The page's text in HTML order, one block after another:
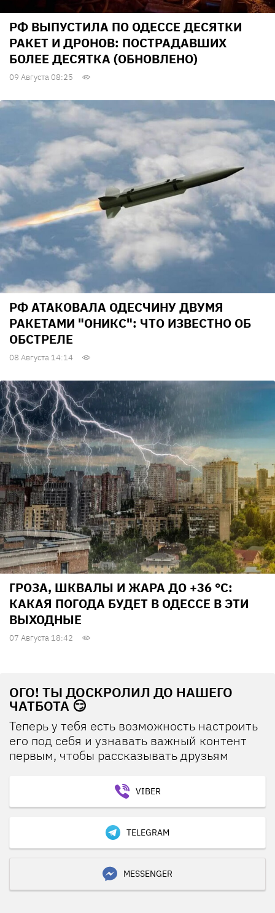
РФ ВЫПУСТИЛА ПО ОДЕССЕ ДЕСЯТКИ
РАКЕТ И ДРОНОВ: ПОСТРАДАВШИХ
БОЛЕЕ ДЕСЯТКА (ОБНОВЛЕНО)
09 Августа 08:25
РФ АТАКОВАЛА ОДЕСЧИНУ ДВУМЯ
РАКЕТАМИ "ОНИКС": ЧТО ИЗВЕСТНО ОБ
ОБСТРЕЛЕ
08 Августа 14:14
ГРОЗА, ШКВАЛЫ И ЖАРА ДО +36 °С:
КАКАЯ ПОГОДА БУДЕТ В ОДЕССЕ В ЭТИ
ВЫХОДНЫЕ
07 Августа 18:42
ОГО! ТЫ ДОСКРОЛИЛ ДО НАШЕГО
ЧАТБОТА 😏
Теперь у тебя есть возможность настроить
его под себя и узнавать важный контент
первым, чтобы рассказывать друзьям
VIBER
TELEGRAM
MESSENGER